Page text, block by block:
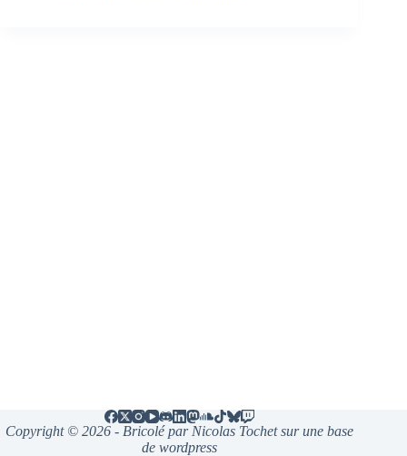
Copyright © 2026 - Bricolé par Nicolas Tochet sur une base
de wordpress